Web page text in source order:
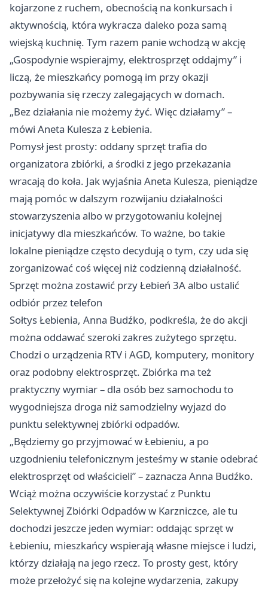
kojarzone z ruchem, obecnością na konkursach i
aktywnością, która wykracza daleko poza samą
wiejską kuchnię. Tym razem panie wchodzą w akcję
„Gospodynie wspierajmy, elektrosprzęt oddajmy” i
liczą, że mieszkańcy pomogą im przy okazji
pozbywania się rzeczy zalegających w domach.
„Bez działania nie możemy żyć. Więc działamy” –
mówi Aneta Kulesza z Łebienia.
Pomysł jest prosty: oddany sprzęt trafia do
organizatora zbiórki, a środki z jego przekazania
wracają do koła. Jak wyjaśnia Aneta Kulesza, pieniądze
mają pomóc w dalszym rozwijaniu działalności
stowarzyszenia albo w przygotowaniu kolejnej
inicjatywy dla mieszkańców. To ważne, bo takie
lokalne pieniądze często decydują o tym, czy uda się
zorganizować coś więcej niż codzienną działalność.
Sprzęt można zostawić przy Łebień 3A albo ustalić
odbiór przez telefon
Sołtys Łebienia, Anna Budźko, podkreśla, że do akcji
można oddawać szeroki zakres zużytego sprzętu.
Chodzi o urządzenia RTV i AGD, komputery, monitory
oraz podobny elektrosprzęt. Zbiórka ma też
praktyczny wymiar – dla osób bez samochodu to
wygodniejsza droga niż samodzielny wyjazd do
punktu selektywnej zbiórki odpadów.
„Będziemy go przyjmować w Łebieniu, a po
uzgodnieniu telefonicznym jesteśmy w stanie odebrać
elektrosprzęt od właścicieli” – zaznacza Anna Budźko.
Wciąż można oczywiście korzystać z Punktu
Selektywnej Zbiórki Odpadów w Karzniczce, ale tu
dochodzi jeszcze jeden wymiar: oddając sprzęt w
Łebieniu, mieszkańcy wspierają własne miejsce i ludzi,
którzy działają na jego rzecz. To prosty gest, który
może przełożyć się na kolejne wydarzenia, zakupy